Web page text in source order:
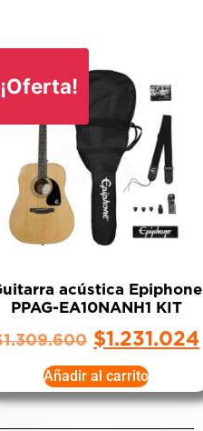
¡Oferta!
acústica Epiphone
PPAG-EA10NANH1 KIT
1.309.600 $1.231.024
Añadir al carrito